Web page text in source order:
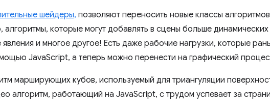
шейдеры, позволяют переносить новые классы
которые могут добавлять в сцены больше динамических
и многое другое! Есть даже рабочие нагрузки, которые
JavaScript, а теперь можно перенести на графический
марширующих кубов, используемый для триангуляции
алгоритм, работающий на JavaScript, с трудом успевает за